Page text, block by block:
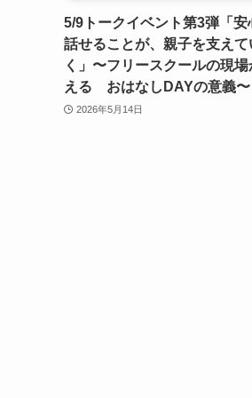
5/9トークイベント第3弾「安
話せることが、親子を支えて
く」〜フリースクールの現
える おはなしDAYの意義〜
2026年5月14日